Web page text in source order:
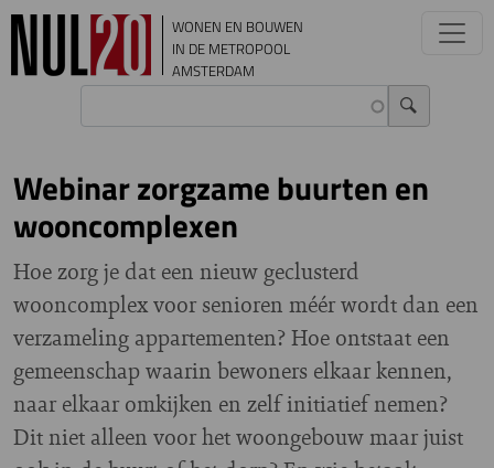
Overslaan en naar de inhoud gaan
WONEN EN BOUWEN
IN DE METROPOOL
AMSTERDAM
Webinar zorgzame buurten en
wooncomplexen
Hoe zorg je dat een nieuw geclusterd
wooncomplex voor senioren méér wordt dan een
verzameling appartementen? Hoe ontstaat een
gemeenschap waarin bewoners elkaar kennen,
naar elkaar omkijken en zelf initiatief nemen?
Dit niet alleen voor het woongebouw maar juist